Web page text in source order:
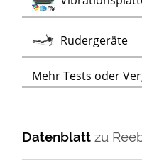
RudergeräteTest
Mehr Tests oder
Datenblattzu